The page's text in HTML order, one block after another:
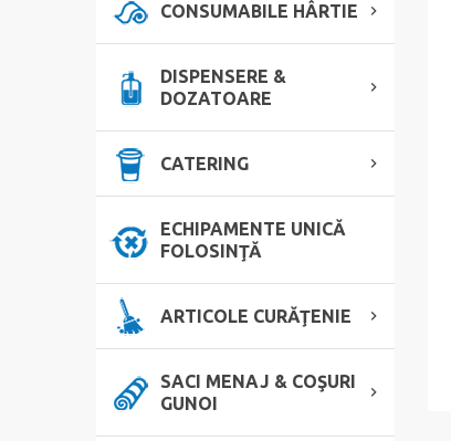
CONSUMABILE HÂRTIE
DISPENSERE &
DOZATOARE
CATERING
ECHIPAMENTE UNICĂ
FOLOSINŢĂ
ARTICOLE CURĂŢENIE
SACI MENAJ & COŞURI
GUNOI